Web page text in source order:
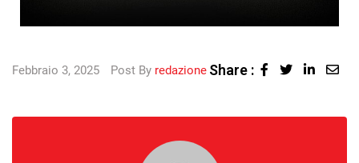
Febbraio 3, 2025 Post By redazione Share :